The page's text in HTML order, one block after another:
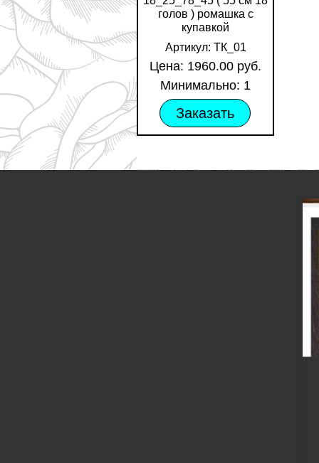
голов ) ромашка с
купавкой
Артикул: ТК_01
Цена: 1960.00 руб.
Минимально: 1
Заказать